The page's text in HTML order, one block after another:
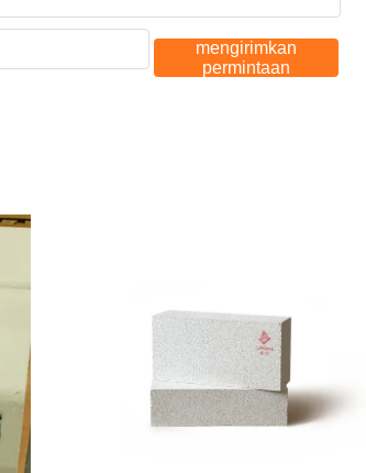
mengirimkan
permintaan